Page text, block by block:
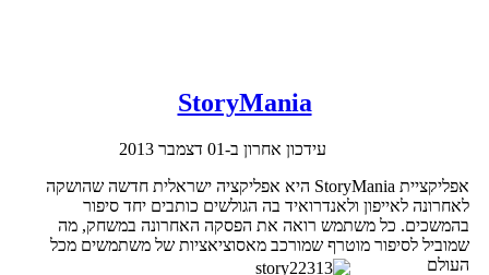
StoryMania
עידכון אחרון ב-01 דצמבר 2013
אפליקציית StoryMania היא אפליקציה ישראלית חדשה שהושקה
לאחרונה לאייפון ולאנדרואיד בה הגולשים כותבים יחד סיפור
בהמשכים. כל משתמש רואה את הפסקה האחרונה במשחק, מה
שמוביל לסיפור מוטרף שמורכב מאסוציאציות של משתמשים מכל
העולם